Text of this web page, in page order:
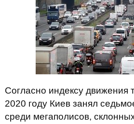
Согласно индексу движения
2020 году Киев занял
среди мегаполисов,